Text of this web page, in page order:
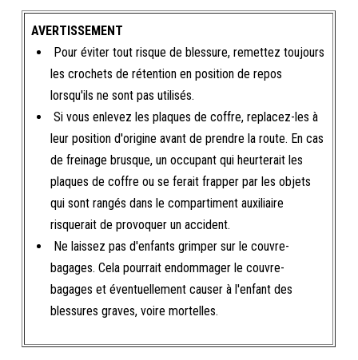
AVERTISSEMENT
Pour éviter tout risque de blessure, remettez toujours
les crochets de rétention en position de repos
lorsqu'ils ne sont pas utilisés.
Si vous enlevez les plaques de coffre, replacez-les à
leur position d'origine avant de prendre la route. En cas
de freinage brusque, un occupant qui heurterait les
plaques de coffre ou se ferait frapper par les objets
qui sont rangés dans le compartiment auxiliaire
risquerait de provoquer un accident.
Ne laissez pas d'enfants grimper sur le couvre-
bagages. Cela pourrait endommager le couvre-
bagages et éventuellement causer à l'enfant des
blessures graves, voire mortelles.